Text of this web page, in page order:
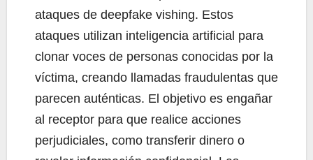
ataques de deepfake vishing. Estos
ataques utilizan inteligencia artificial para
clonar voces de personas conocidas por la
víctima, creando llamadas fraudulentas que
parecen auténticas. El objetivo es engañar
al receptor para que realice acciones
perjudiciales, como transferir dinero o